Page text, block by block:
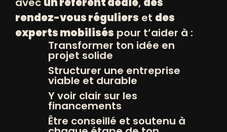
© POSITIV 2026
MENTIONS LÉGALES ET CRÉDITS
rendez-vous réguliers et des
experts mobilisés pour t’aider à :
Transformer ton idée en
projet solide
Structurer une entreprise
viable et durable
Y voir clair sur les
financements
Être conseillé et soutenu à